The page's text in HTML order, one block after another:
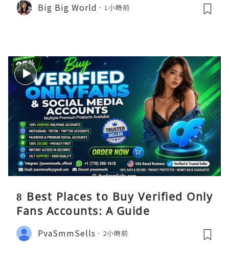
Big Big World 1小時前
8 Best Places to Buy Verified Only
Fans Accounts: A Guide
PvaSmmSells 2小時前